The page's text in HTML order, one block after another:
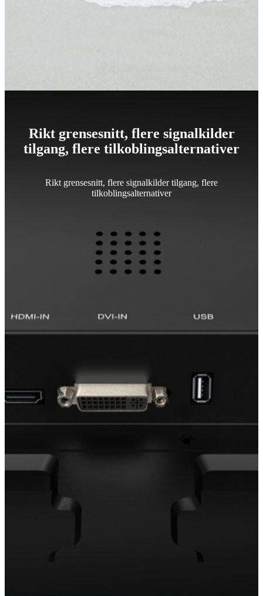
Rikt grensesnitt, flere signalkilder
tilgang, flere tilkoblingsalternativer
Rikt grensesnitt, flere signalkilder tilgang, flere
tilkoblingsalternativer